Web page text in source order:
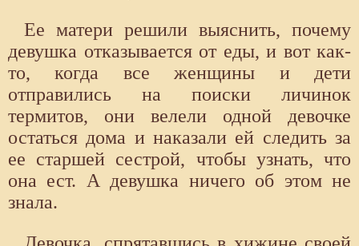
Ее матери решили выяснить, почему
девушка отказывается от еды, и вот как-
то, когда все женщины и дети
отправились на поиски личинок
термитов, они велели одной девочке
остаться дома и наказали ей следить за
ее старшей сестрой, чтобы узнать, что
она ест. А девушка ничего об этом не
знала.